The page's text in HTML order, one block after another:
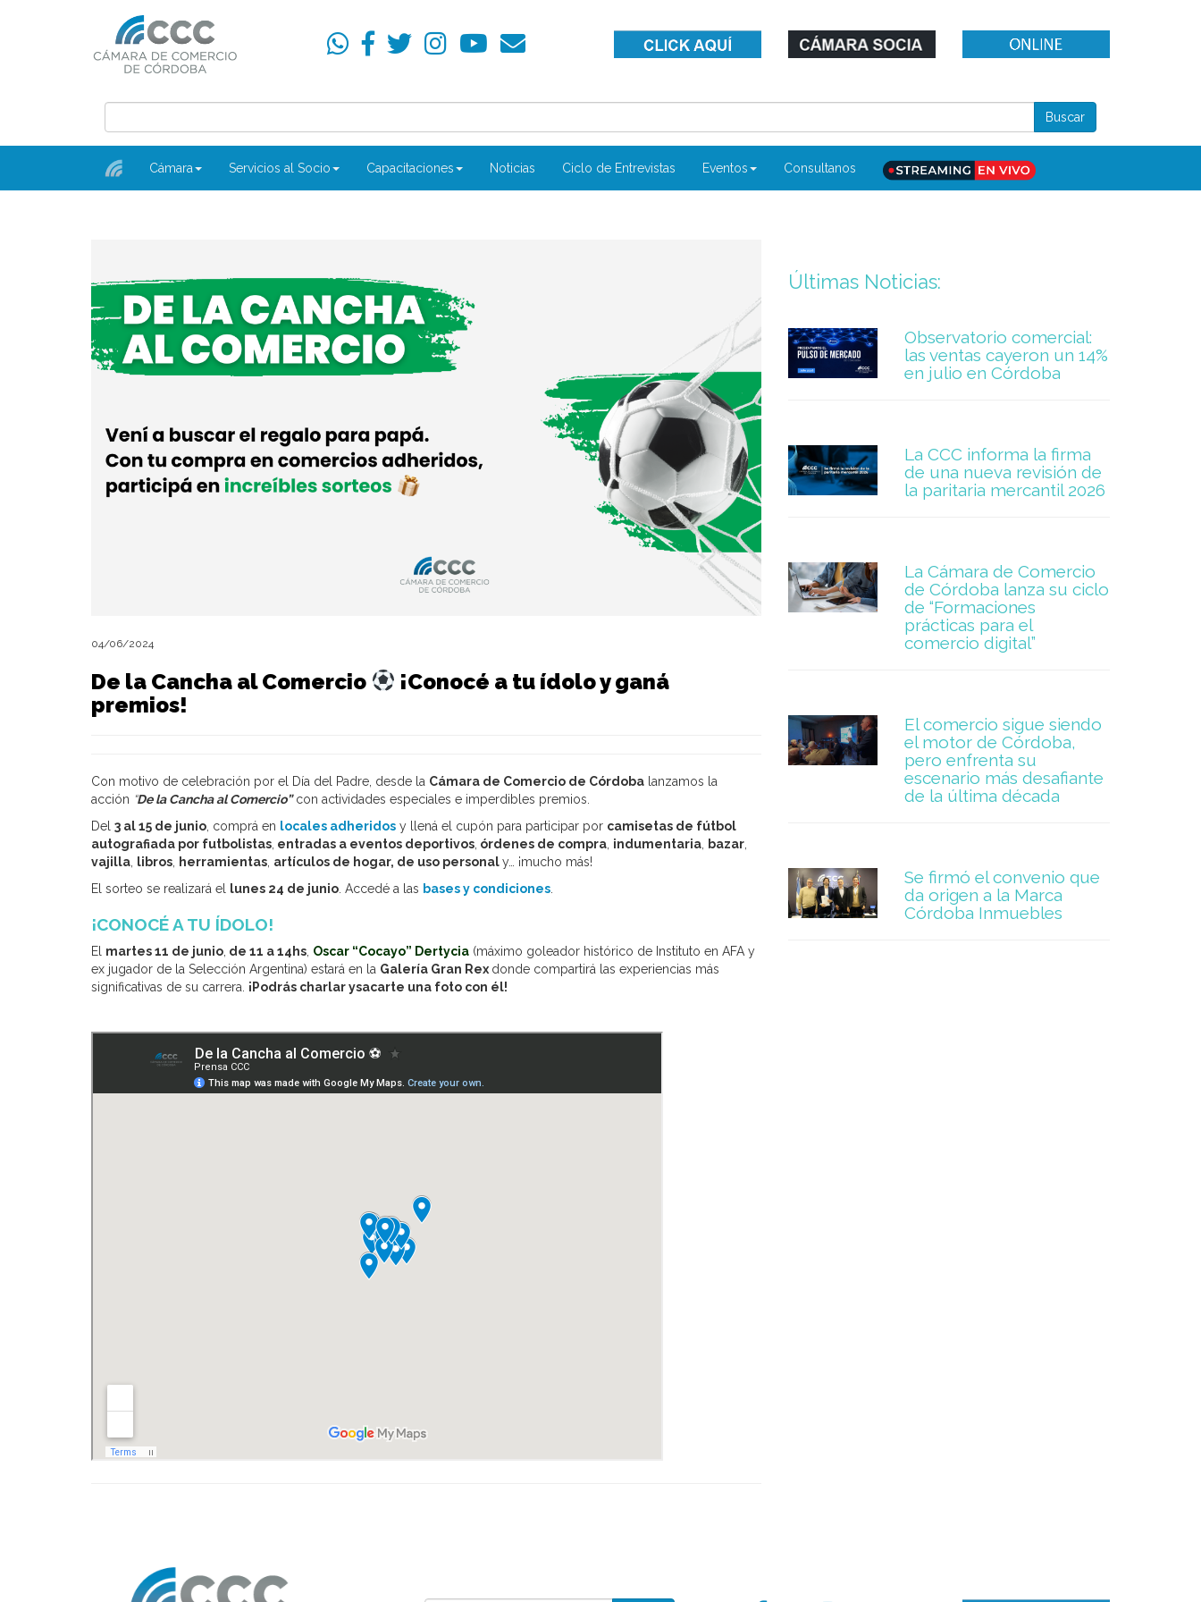
Cámara Servicios al Socio Capacitaciones Noticias Ciclo de Entrevistas Eventos Consultanos
04/06/2024
De la Cancha al Comercio
¡Conocé a tu ídolo y ganá
premios!
Con motivo de celebración por el Día del Padre, desde la Cámara de Comercio de Córdoba lanzamos la
acción “De la Cancha al Comercio”con actividades especiales e imperdibles premios.
Del 3 al 15 de junio , comprá en locales adheridos y llená el cupón para participar por camisetas de fútbol
autografiada por futbolistas entradas a eventos deportivos órdenes de compra indumentaria bazar
vajilla
libros herramientas artículos de hogar, de uso personaly… ¡mucho más!
El sorteo se realizará el
lunes 24 de junio . Accedé a las bases y condiciones
¡CONOCÉ A TU ÍDOLO!
El martes 11 de junio de 11 a 14hs Oscar “Cocayo” Dertycia (máximo goleador histórico de Instituto en AFA y
ex jugador de la Selección Argentina) estará en la Galería Gran Rex donde compartirá las experiencias más
significativas de su carrera. ¡Podrás charlar ysacarte una foto con él!
Últimas Noticias:
Observatorio comercial:
las ventas cayeron un 14%
en julio en Córdoba
La CCC informa la firma
de una nueva revisión de
la paritaria mercantil 2026
La Cámara de Comercio
de Córdoba lanza su ciclo
de “Formaciones
prácticas para el
comercio digital”
El comercio sigue siendo
el motor de Córdoba,
pero enfrenta su
escenario más desafiante
de la última década
Se firmó el convenio que
da origen a la Marca
Córdoba Inmuebles